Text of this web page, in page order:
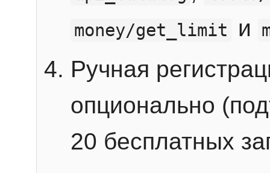
money/get_limit
и
Ручная
опционально
20 бесплатных